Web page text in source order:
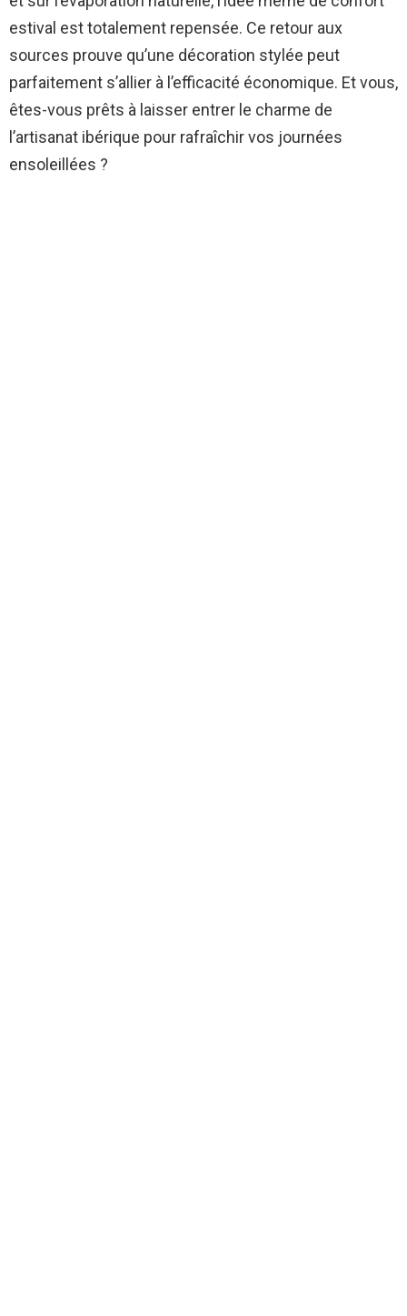
estival est totalement repensée. Ce retour aux
sources prouve qu’une décoration stylée peut
parfaitement s’allier à l’efficacité économique. Et vous,
êtes-vous prêts à laisser entrer le charme de
l’artisanat ibérique pour rafraîchir vos journées
ensoleillées ?